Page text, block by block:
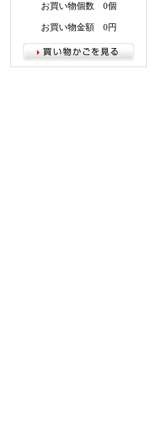
お買い物個数 0個
お買い物金額 0円